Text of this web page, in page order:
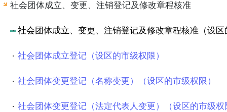
市水利局 市交通运输局
市公安局 市民宗局
社会团体成立、变更、注销登记及修改章程核准
社会团体成立、变更、注销登记及修改章程核准（设
社会团体成立登记（设区的市级权限）
社会团体变更登记（名称变更）（设区的市级权限）
社会团体变更登记（法定代表人变更）（设区的市级权